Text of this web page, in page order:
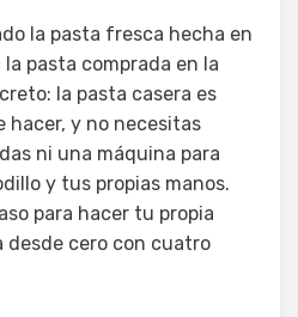
la pasta fresca hecha en
pasta comprada en la
la pasta casera es
y no necesitas
ni una máquina para
y tus propias manos.
para hacer tu propia
desde cero con cuatro